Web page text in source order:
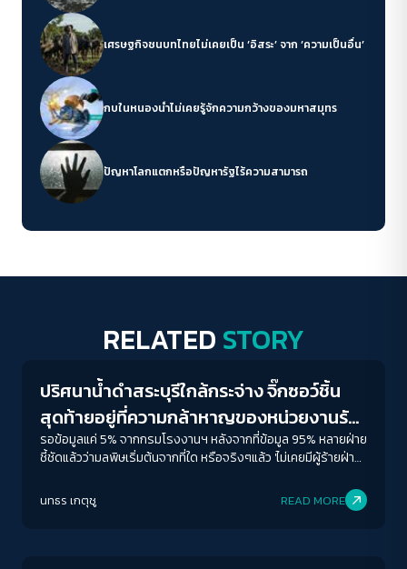
เศรษฐกิจชนบทไทยไม่เคยเป็น ‘อิสระ’ จาก ‘ความเป็นอื่น’
กบในหนองน้ำไม่เคยรู้จักความกว้างของมหาสมุทร
ปัญหาโลกแตกหรือปัญหารัฐไร้ความสามารถ
RELATED STORY
Conflict Resolution
ปริศนาน้ำดำสระบุรีใกล้กระจ่าง จิ๊กซอว์ชิ้น
สุดท้ายอยู่ที่ความกล้าหาญของหน่วยงานรัฐ
ชี้ตัวการผู้ก่อมลพิษ
รอข้อมูลแค่ 5% จากกรมโรงงานฯ หลังจากที่ข้อมูล 95% หลายฝ่าย
ชี้ชัดแล้วว่ามลพิษเริ่มต้นจากที่ใด หรือจริงๆแล้ว 'ไม่เคยมีผู้ร้ายฝ่าย
นทธร เกตุชู READ MORE